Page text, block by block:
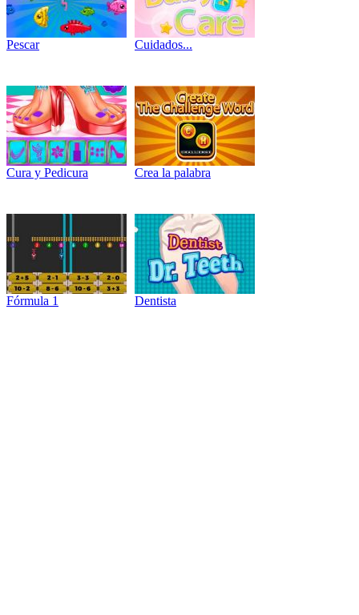
Pescar Cuidados...
Cura y Pedicura Crea la palabra
Fórmula 1 Dentista